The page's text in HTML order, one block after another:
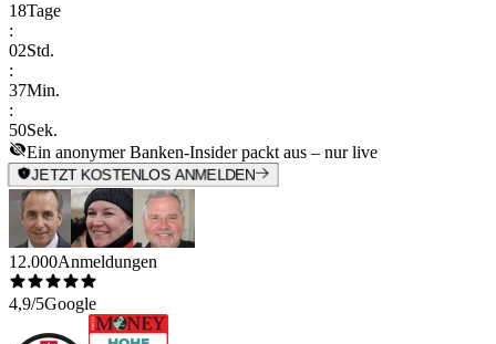
18Tage
:
02Std.
:
37Min.
:
50Sek.
Ein anonymer Banken-Insider packt aus – nur live
JETZT KOSTENLOS ANMELDEN
12.000Anmeldungen
4,9/5Google